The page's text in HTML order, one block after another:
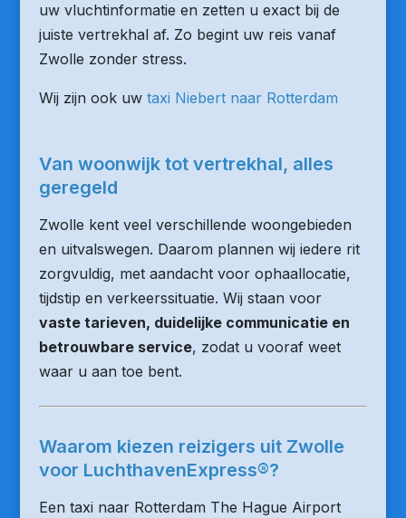
uw vluchtinformatie en zetten u exact bij de
juiste vertrekhal af. Zo begint uw reis vanaf
Zwolle zonder stress.
Wij zijn ook uw taxi Niebert naar Rotterdam
Van woonwijk tot vertrekhal, alles
geregeld
Zwolle kent veel verschillende woongebieden
en uitvalswegen. Daarom plannen wij iedere rit
zorgvuldig, met aandacht voor ophaallocatie,
tijdstip en verkeerssituatie. Wij staan voor
vaste tarieven, duidelijke communicatie en
betrouwbare service, zodat u vooraf weet
waar u aan toe bent.
Waarom kiezen reizigers uit Zwolle
voor LuchthavenExpress®?
Een taxi naar Rotterdam The Hague Airport